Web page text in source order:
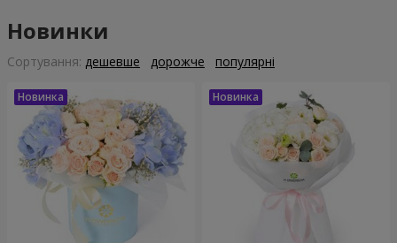
Новинки
Сортування: дешевше дорожче популярні